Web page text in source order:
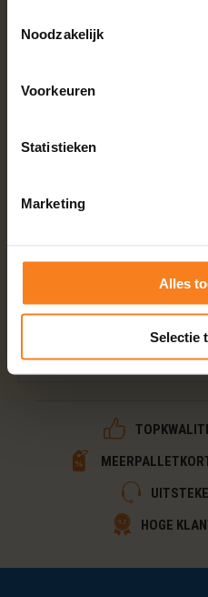
Noodzakelijk
Voorkeuren
Statistieken
Marketing
Alles
Selectie
Aantal
Bestel uw beukenhaardhout
direct klaar voor uw open
HOGE